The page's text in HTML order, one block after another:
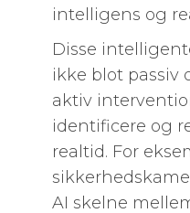
intelligens og
Disse
ikke blot passiv
aktiv
identificere og
realtid. For
AI skelne